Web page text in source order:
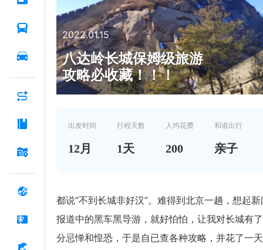
2022.01.15
八达岭长城保姆级旅游
攻略必收藏！！！
出发时间
12月
行程天数
1天
人均花费
200
和谁出行
亲子
都说“不到长城非好汉”。难得到北京一趟，想起新
报道中的黑车黑导游，就好怕怕，让我对长城有
分忌惮和惶恐，于是自已查各种攻略，并花了一